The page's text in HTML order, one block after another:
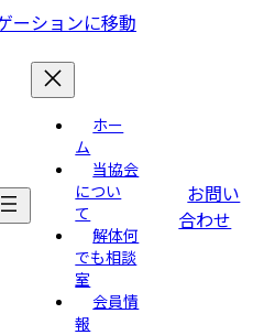
ーションに移動
ホー
ム
当協会
につい
て
解体何
でも相談
室
会員情
報
お問い
合わせ